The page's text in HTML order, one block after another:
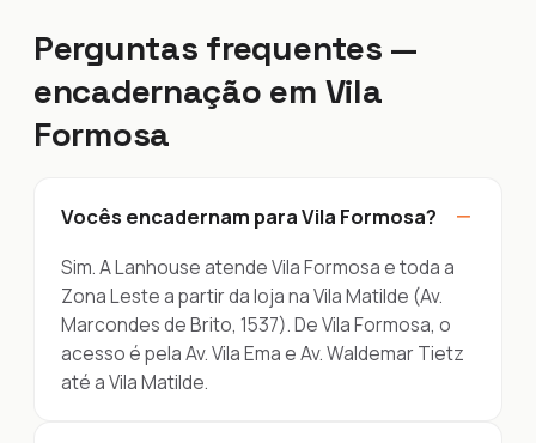
Perguntas frequentes —
encadernação em Vila
Formosa
Vocês encadernam para Vila Formosa? −
Sim. A Lanhouse atende Vila Formosa e toda a
Zona Leste a partir da loja na Vila Matilde (Av.
Marcondes de Brito, 1537). De Vila Formosa, o
acesso é pela Av. Vila Ema e Av. Waldemar Tietz
até a Vila Matilde.